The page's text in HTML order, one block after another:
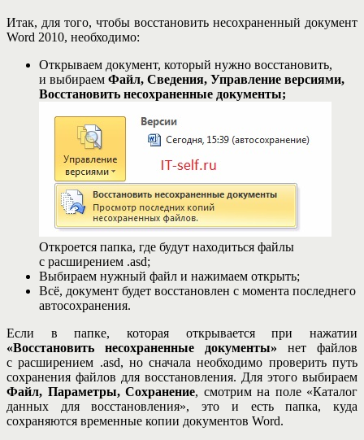
Итак, для того, чтобы восстановить несохраненный документ
Word 2010, необходимо:
Открываем документ, который нужно восстановить,
и выбираем Файл, Сведения, Управление версиями,
Восстановить несохраненные документы;
Откроется папка, где будут находиться файлы
с расширением .asd;
Выбираем нужный файл и нажимаем открыть;
Всё, документ будет восстановлен с момента последнего
автосохранения.
Если в папке, которая открывается при нажатии
«Восстановить несохраненные документы» нет файлов
с расширением .asd, но сначала необходимо проверить путь
сохранения файлов для восстановления. Для этого выбираем
Файл, Параметры, Сохранение, смотрим на поле «Каталог
данных для восстановления», это и есть папка, куда
сохраняются временные копии документов Word.